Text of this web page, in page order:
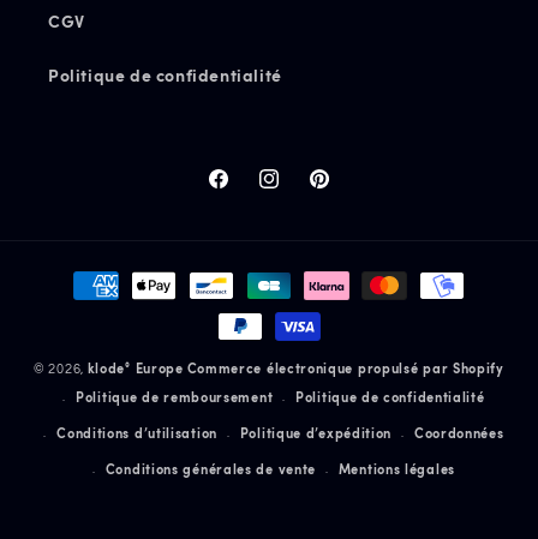
CGV
Politique de confidentialité
FacebookInstagramPinterest
Moyens
© 2026, klode° Europe Commerce électronique propulsé par Shopify
Politique de remboursement Politique de confidentialité
Conditions d’utilisation Politique d’expédition Coordonnées
Conditions générales de vente Mentions légales